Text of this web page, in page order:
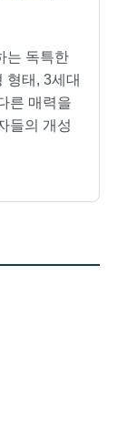
는 독특한
형태, 3세대
른 매력을
들의 개성